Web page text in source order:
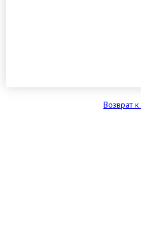
Возврат к